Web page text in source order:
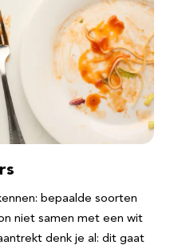
bepaalde soorten
niet samen met een wit
denk je al: dit gaat